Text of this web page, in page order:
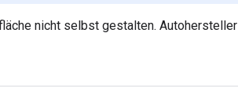
nicht selbst gestalten. Autohersteller